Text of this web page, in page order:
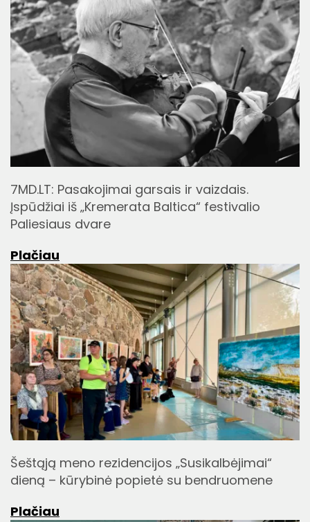
7MD.LT: Pasakojimai garsais ir vaizdais.
Įspūdžiai iš „Kremerata Baltica“ festivalio
Paliesiaus dvare
Plačiau
Šeštąją meno rezidencijos „Susikalbėjimai“
dieną – kūrybinė popietė su bendruomene
Plačiau